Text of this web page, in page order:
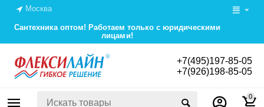
Москва
Сантехника оптом! Работаем только с юридическими
лицами!
+7(495)197-85-05
+7(926)198-85-05
0